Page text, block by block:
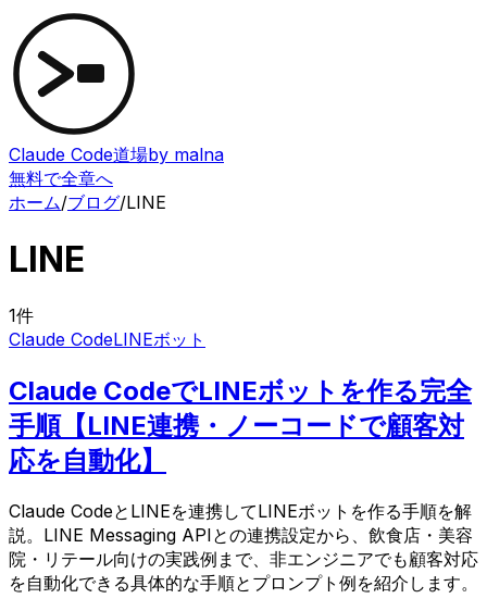
Claude Code道場by malna
無料で全章へ
ホーム/ブログ/LINE
LINE
1件
Claude CodeLINEボット
Claude CodeでLINEボットを作る完全
手順【LINE連携・ノーコードで顧客対
応を自動化】
Claude CodeとLINEを連携してLINEボットを作る手順を解
説。LINE Messaging APIとの連携設定から、飲食店・美容
院・リテール向けの実践例まで、非エンジニアでも顧客対応
を自動化できる具体的な手順とプロンプト例を紹介します。